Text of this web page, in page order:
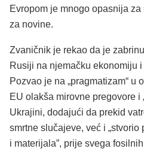
Evropom je mnogo opasnija za
za novine.
Zvaničnik je rekao da je
Rusiji na njemačku ekonomiju
Pozvao je na „pragmatizam“ u
EU olakša mirovne pregovore i
Ukrajini, dodajući da prekid
smrtne slučajeve, već i
i materijala”, prije svega